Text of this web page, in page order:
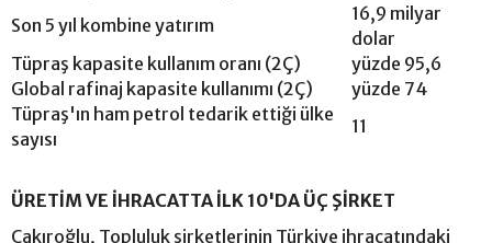
Son 5 yıl kombine yatırım
16,9 milyar
dolar
Tüpraş kapasite kullanım oranı (2Ç)
yüzde 95,6
Global rafinaj kapasite kullanımı (2Ç)
yüzde 74
Tüpraş'ın ham petrol tedarik ettiği ülke
sayısı
11
ÜRETİM VE İHRACATTA İLK 10'DA ÜÇ ŞİRKET
Çakıroğlu, Topluluk şirketlerinin Türkiye ihracatındaki